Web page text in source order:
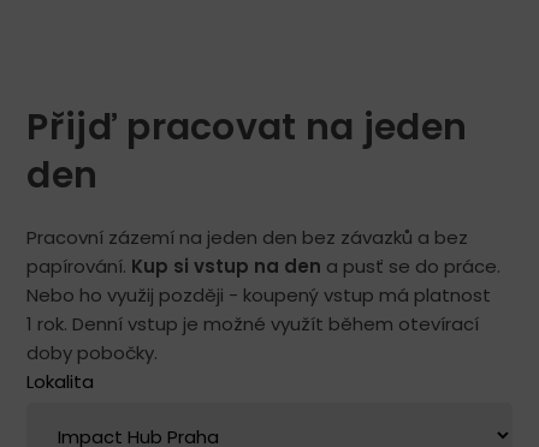
Přijď pracovat na jeden
den
Pracovní zázemí na jeden den bez závazků a bez
papírování. Kup si vstup na den a pusť se do práce.
Nebo ho využij později - koupený vstup má platnost
1 rok. Denní vstup je možné využít během otevírací
doby pobočky.
Lokalita